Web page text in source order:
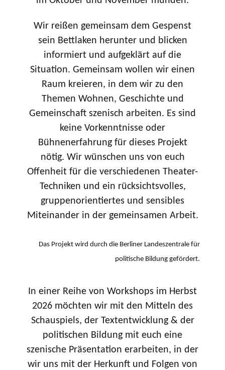
Wir reißen gemeinsam dem Gespenst
sein Bettlaken herunter und blicken
informiert und aufgeklärt auf die
Situation. Gemeinsam wollen wir einen
Raum kreieren, in dem wir zu den
Themen Wohnen, Geschichte und
Gemeinschaft szenisch arbeiten. Es sind
keine Vorkenntnisse oder
Bühnenerfahrung für dieses Projekt
nötig. Wir wünschen uns von euch
Offenheit für die verschiedenen Theater-
Techniken und ein rücksichtsvolles,
gruppenorientiertes und sensibles
Miteinander in der gemeinsamen Arbeit.
Das Projekt wird durch die Berliner Landeszentrale für
politische Bildung gefördert.
In einer Reihe von Workshops im Herbst
2026 möchten wir mit den Mitteln des
Schauspiels, der Textentwicklung & der
politischen Bildung mit euch eine
szenische Präsentation erarbeiten, in der
wir uns mit der Herkunft und Folgen von